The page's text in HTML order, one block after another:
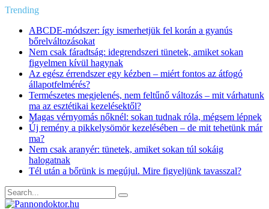
Trending
ABCDE‑módszer: így ismerhetjük fel korán a gyanús
bőrelváltozásokat
Nem csak fáradtság: idegrendszeri tünetek, amiket sokan
figyelmen kívül hagynak
Az egész érrendszer egy kézben – miért fontos az átfogó
állapotfelmérés?
Természetes megjelenés, nem feltűnő változás – mit várhatunk
ma az esztétikai kezelésektől?
Magas vérnyomás nőknél: sokan tudnak róla, mégsem lépnek
Új remény a pikkelysömör kezelésében – de mit tehetünk már
ma?
Nem csak aranyér: tünetek, amiket sokan túl sokáig
halogatnak
Tél után a bőrünk is megújul. Mire figyeljünk tavasszal?